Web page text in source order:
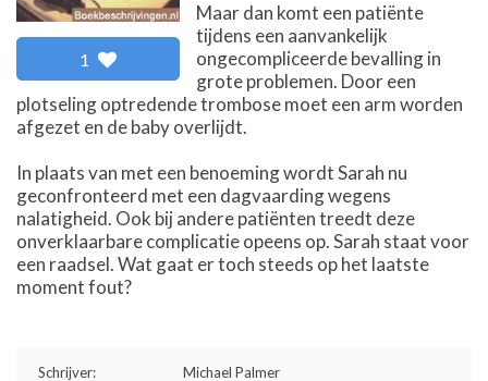
1
Maar dan komt een patiënte
tijdens een aanvankelijk
ongecompliceerde bevalling in
grote problemen. Door een
plotseling optredende trombose moet een arm worden
afgezet en de baby overlijdt.
In plaats van met een benoeming wordt Sarah nu
geconfronteerd met een dagvaarding wegens
nalatigheid. Ook bij andere patiënten treedt deze
onverklaarbare complicatie opeens op. Sarah staat voor
een raadsel. Wat gaat er toch steeds op het laatste
moment fout?
Schrijver:
Michael Palmer